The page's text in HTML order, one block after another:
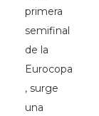
primera
semifinal
de la
Eurocopa
, surge
una